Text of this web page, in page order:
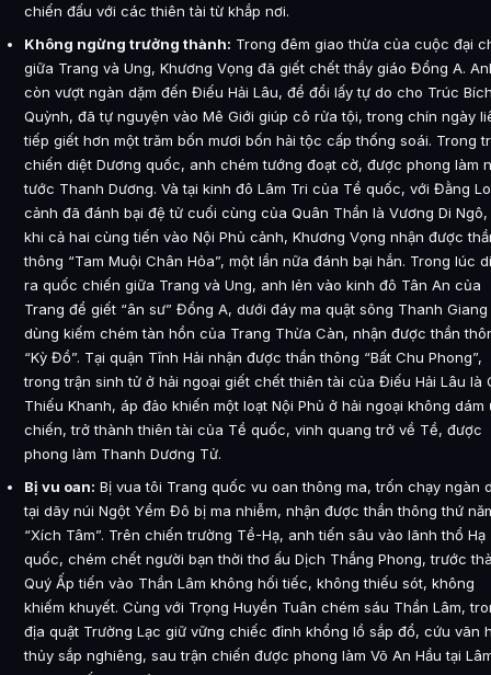
chiến đấu với các thiên tài từ khắp nơi.
Không ngừng trưởng thành: Trong đêm giao thừa của cuộc đại
giữa Trang và Ung, Khương Vọng đã giết chết thầy giáo Đổng A.
còn vượt ngàn dặm đến Điếu Hải Lâu, để đổi lấy tự do cho Trúc
Quỳnh, đã tự nguyện vào Mê Giới giúp cô rửa tội, trong chín ngày
tiếp giết hơn một trăm bốn mươi bốn hải tộc cấp thống soái. Trong
chiến diệt Dương quốc, anh chém tướng đoạt cờ, được phong làm
tước Thanh Dương. Và tại kinh đô Lâm Tri của Tề quốc, với Đằng
cảnh đã đánh bại đệ tử cuối cùng của Quân Thần là Vương Di Ngô,
khi cả hai cùng tiến vào Nội Phủ cảnh, Khương Vọng nhận được
thông “Tam Muội Chân Hỏa”, một lần nữa đánh bại hắn. Trong lúc
ra quốc chiến giữa Trang và Ung, anh lẻn vào kinh đô Tân An của
Trang để giết “ân sư” Đổng A, dưới đáy ma quật sông Thanh Giang
dùng kiếm chém tàn hồn của Trang Thừa Càn, nhận được thần
“Kỳ Đồ”. Tại quận Tĩnh Hải nhận được thần thông “Bất Chu Phong”,
trong trận sinh tử ở hải ngoại giết chết thiên tài của Điếu Hải Lâu là
Thiếu Khanh, áp đảo khiến một loạt Nội Phủ ở hải ngoại không dám
chiến, trở thành thiên tài của Tề quốc, vinh quang trở về Tề, được
phong làm Thanh Dương Tử.
Bị vu oan: Bị vua tôi Trang quốc vu oan thông ma, trốn chạy ngàn
tại dãy núi Ngột Yểm Đô bị ma nhiễm, nhận được thần thông thứ
“Xích Tâm”. Trên chiến trường Tề-Hạ, anh tiến sâu vào lãnh thổ Hạ
quốc, chém chết người bạn thời thơ ấu Dịch Thắng Phong, trước
Quý Ấp tiến vào Thần Lâm không hối tiếc, không thiếu sót, không
khiếm khuyết. Cùng với Trọng Huyền Tuân chém sáu Thần Lâm,
địa quật Trường Lạc giữ vững chiếc đỉnh khổng lồ sắp đổ, cứu vãn
thủy sắp nghiêng, sau trận chiến được phong làm Võ An Hầu tại